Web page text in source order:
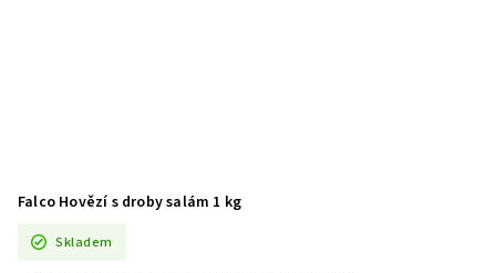
Falco Hovězí s droby salám 1 kg
Skladem